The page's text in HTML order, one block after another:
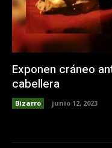
Exponen cráneo
cabellera
Bizarro junio 12, 2023